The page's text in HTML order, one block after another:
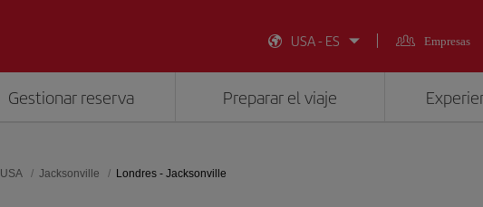
USA - ES
Empresas
Gestionar reserva Preparar el viaje
USA Jacksonville Londres - Jacksonville